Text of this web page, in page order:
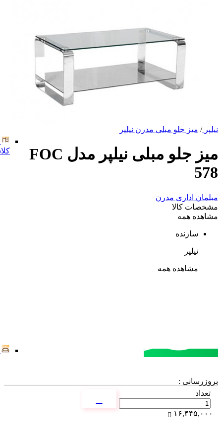
نیلپر / میز جلو مبلی مدرن نیلپر
میز جلو مبلی نیلپر مدل FOC
578
مبلمان اداری مدرن
مشخصات کالا
مشاهده همه
سازنده
نیلپر
مشاهده همه
بروزرسانی :
تعداد
۱۶,۴۴۵,۰۰۰